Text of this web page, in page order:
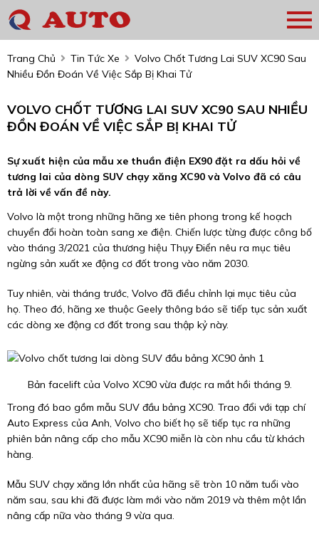
Trang Chủ Tin Tức Xe
Volvo Chốt Tương Lai SUV XC90 Sau
Nhiều Đồn Đoán Về Việc Sắp Bị Khai Tử
VOLVO CHỐT TƯƠNG LAI SUV XC90 SAU NHIỀU
ĐỒN ĐOÁN VỀ VIỆC SẮP BỊ KHAI TỬ
Sự xuất hiện của mẫu xe thuần điện EX90 đặt ra dấu hỏi về
tương lai của dòng SUV chạy xăng XC90 và Volvo đã có câu
trả lời về vấn đề này.
Volvo là một trong những hãng xe tiên phong trong kế hoạch
chuyển đổi hoàn toàn sang xe điện. Chiến lược từng được công bố
vào tháng 3/2021 của thương hiệu Thụy Điển nêu ra mục tiêu
ngừng sản xuất xe động cơ đốt trong vào năm 2030.
Tuy nhiên, vài tháng trước, Volvo đã điều chỉnh lại mục tiêu của
họ. Theo đó, hãng xe thuộc Geely thông báo sẽ tiếp tục sản xuất
các dòng xe động cơ đốt trong sau thập kỷ này.
Bản facelift của Volvo XC90 vừa được ra mắt hồi tháng 9.
Trong đó bao gồm mẫu SUV đầu bảng XC90. Trao đổi với tạp chí
Auto Express của Anh, Volvo cho biết họ sẽ tiếp tục ra những
phiên bản nâng cấp cho mẫu XC90 miễn là còn nhu cầu từ khách
hàng.
Mẫu SUV chạy xăng lớn nhất của hãng sẽ tròn 10 năm tuổi vào
năm sau, sau khi đã được làm mới vào năm 2019 và thêm một lần
nâng cấp nữa vào tháng 9 vừa qua.